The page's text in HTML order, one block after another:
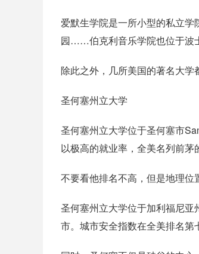
爱默生学院是一所小型的私立
园……伯克利音乐学院也位于波
除此之外，几所美国的著名大
圣何塞州立大学
圣何塞州立大学位于圣何塞市
以极高的就业率，全美名列前茅
不要看他排名不高，但是地理位
圣何塞州立大学位于加利福尼
市。城市安全指数在全美排名第